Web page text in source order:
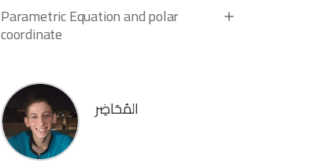
Parametric Equation and polar
coordinate
المُحَاضِر